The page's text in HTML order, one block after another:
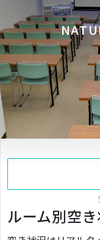
ルーム別空